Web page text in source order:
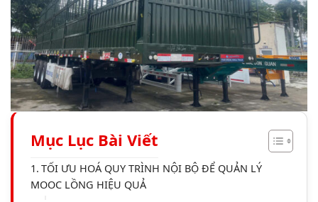
Mục Lục Bài Viết
TỐI ƯU HOÁ QUY TRÌNH NỘI BỘ ĐỂ QUẢN LÝ
MOOC LỒNG HIỆU QUẢ